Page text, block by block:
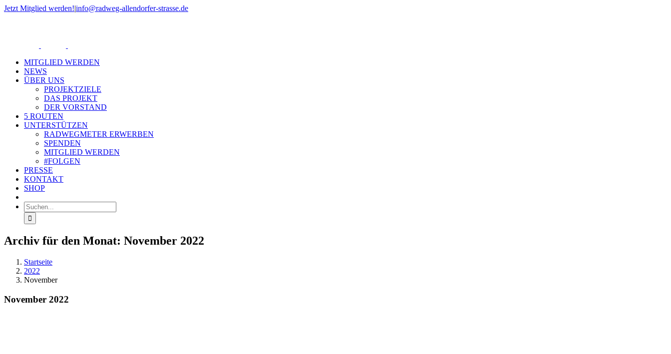
Zum
Jetzt Mitglied werden!|info@radweg-allendorfer-strasse.de
MITGLIED WERDEN
NEWS
ÜBER UNS
PROJEKTZIELE
DAS PROJEKT
DER VORSTAND
5 ROUTEN
UNTERSTÜTZEN
RADWEGMETER ERWERBEN
SPENDEN
MITGLIED WERDEN
#FOLGEN
PRESSE
KONTAKT
SHOP
Suche
nach:
Archiv für den Monat: November 2022
Startseite
2022
November
November 2022